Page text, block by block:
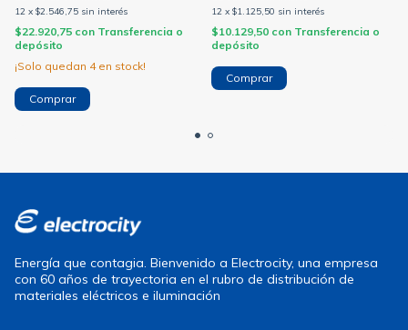
12 x $2.546,75 sin interés
$22.920,75 con Transferencia o
depósito
¡Solo quedan 4en stock!
12 x $1.125,50 sin interés
$10.129,50 con Transferencia o
depósito
Energía que contagia. Bienvenido a Electrocity, una empresa
con 60 años de trayectoria en el rubro de distribución de
materiales eléctricos e iluminación